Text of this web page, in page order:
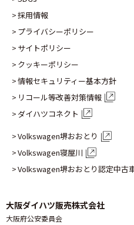
採用情報
プライバシーポリシー
サイトポリシー
クッキーポリシー
情報セキュリティー基本方針
リコール等改善対策情報
ダイハツコネクト
Volkswagen堺おおとり
Volkswagen寝屋川
Volkswagen堺おおとり認定中古
大阪ダイハツ販売株式会社
大阪府公安委員会